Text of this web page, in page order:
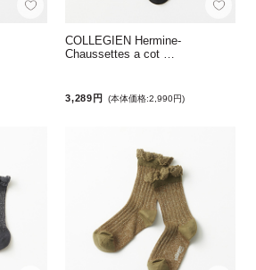
COLLEGIEN Hermine-
Chaussettes a cot …
3,289円 (本体価格:2,990円)